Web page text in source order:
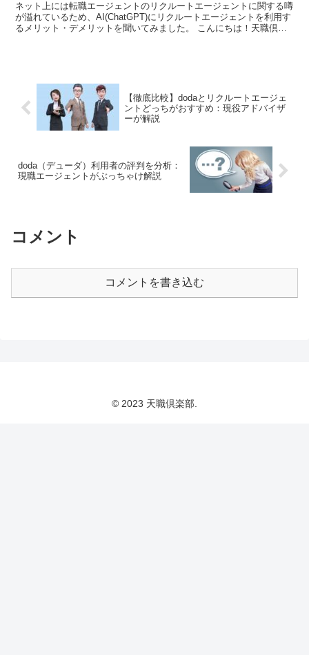
ネット上には転職エージェントのリクルートエージェントに関する噂
が溢れているため、AI(ChatGPT)にリクルートエージェントを利用す
るメリット・デメリットを聞いてみました。 こんにちは！天職倶楽
【徹底比較】dodaとリクルートエージェ
ントどっちがおすすめ：現役アドバイザ
ーが解説
doda（デューダ）利用者の評判を分析：
現職エージェントがぶっちゃけ解説
コメント
コメントを書き込む
© 2023 天職倶楽部.